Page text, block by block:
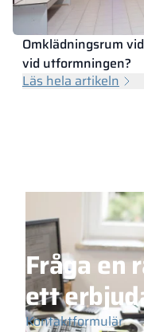
Omklädningsrum
vid utformningen?
Läs hela artikeln
Fråga en
ett
Kontaktformulär